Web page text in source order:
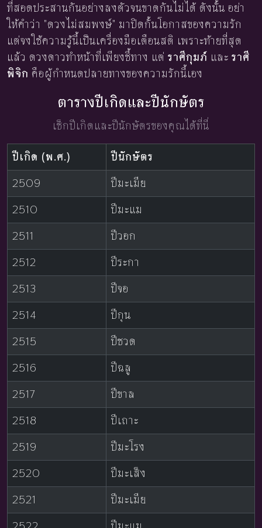
ที่สอดประสานกันอย่างลงตัวจนขาดกันไม่ได้ ดังนั้น อย่า
ให้คำว่า "ดวงไม่สมพงษ์" มาปิดกั้นโอกาสของความรัก
แต่จงใช้ความรู้นี้เป็นเครื่องมือเตือนสติ เพราะท้ายที่สุด
แล้ว ดวงดาวทำหน้าที่เพียงชี้ทาง แต่ ราศีกุมภ์ และ ราศี
พิจิก คือผู้กำหนดปลายทางของความรักนี้เอง
ตารางปีเกิดและปีนักษัตร
เช็กปีเกิดและปีนักษัตรของคุณได้ที่นี่
ปีเกิด (พ.ศ.)
ปีนักษัตร
2509
ปีมะเมีย
2510
ปีมะแม
2511
ปีวอก
2512
ปีระกา
2513
ปีจอ
2514
ปีกุน
2515
ปีชวด
2516
ปีฉลู
2517
ปีขาล
2518
ปีเถาะ
2519
ปีมะโรง
2520
ปีมะเส็ง
2521
ปีมะเมีย